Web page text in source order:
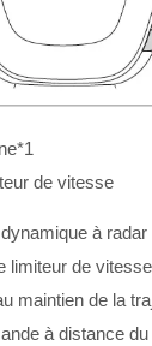
de vitesse
à radar
limiteur de
maintien de la
à distance